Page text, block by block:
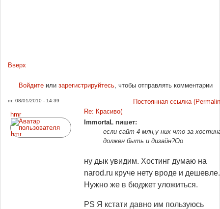
Вверх
Войдитеили зарегистрируйтесь, чтобы отправлять комментарии
пт, 08/01/2010 - 14:39
Постоянная ссылка
hmr
Re: Красиво(
ImmortaL пишет:
если сайт 4 млн,у них что за
должен быть и дизайн?Оо
ну дык увидим. Хостинг думаю на
narod.ru круче нету вроде и дешевле.
Нужно же в бюджет уложиться.
PS Я кстати давно им пользуюсь